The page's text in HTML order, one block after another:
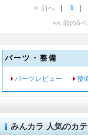
< 前へ ｜ 1 ｜
<< 前の5
パーツ・整備
パーツレビュー 整
みんカラ 人気のカ